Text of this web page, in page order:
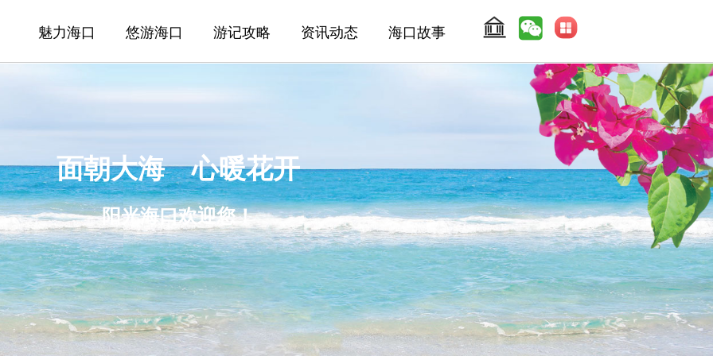
魅力海口 悠游海口 游记攻略 资讯动态 海口故事
面朝大海 心暖花开
阳光海口欢迎您！